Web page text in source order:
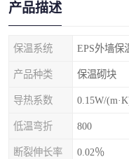
产品描述
保温系统 EPS外墙保
产品种类 保温砌块
导热系数 0.15W/
低温弯折 800
断裂伸长率 0.02％